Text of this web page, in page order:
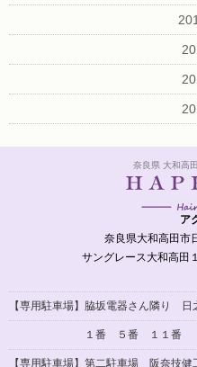
奈良県 大和高
ア
奈良県大和高田市
サングレース大和高田
【専用駐車場】脇坂電器さん隣り 日
１番 ５番 １１番
【専用駐車場】 第二駐車場 阪奈技健